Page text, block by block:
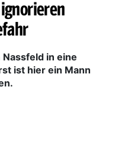
in eine
ist hier ein Mann